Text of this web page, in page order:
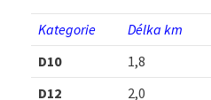
Kategorie Délka km
D10
1,8
D12
2,0